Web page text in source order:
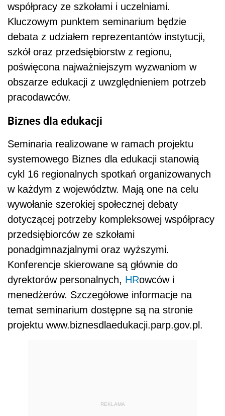
współpracy ze szkołami i uczelniami.
Kluczowym punktem seminarium będzie
debata z udziałem reprezentantów instytucji,
szkół oraz przedsiębiorstw z regionu,
poświęcona najważniejszym wyzwaniom w
obszarze edukacji z uwzględnieniem potrzeb
pracodawców.
Biznes dla edukacji
Seminaria realizowane w ramach projektu
systemowego Biznes dla edukacji stanowią
cykl 16 regionalnych spotkań organizowanych
w każdym z województw. Mają one na celu
wywołanie szerokiej społecznej debaty
dotyczącej potrzeby kompleksowej współpracy
przedsiębiorców ze szkołami
ponadgimnazjalnymi oraz wyższymi.
Konferencje skierowane są głównie do
dyrektorów personalnych, HRowców i
menedżerów. Szczegółowe informacje na
temat seminarium dostępne są na stronie
projektu www.biznesdlaedukacji.parp.gov.pl.
REKLAMA